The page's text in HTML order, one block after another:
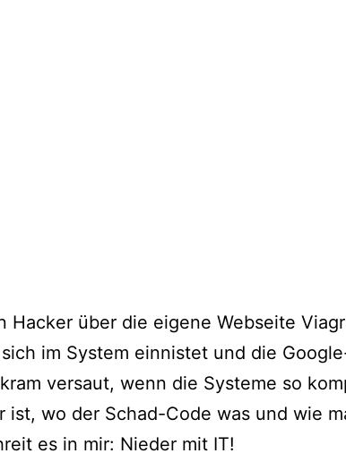
Hacker über die eigene Webseite
im System einnistet und die
versaut, wenn die Systeme so
ist, wo der Schad-Code was und wie
es in mir: Nieder mit IT!